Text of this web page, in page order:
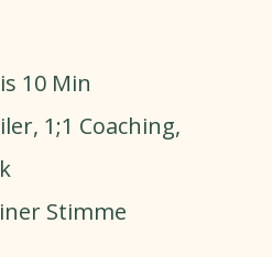
10 Min
1;1 Coaching,
Stimme